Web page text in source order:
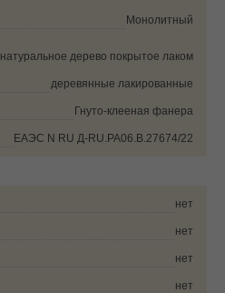
Монолитный
натуральное дерево покрытое лаком
деревянные лакированные
Гнуто-клееная фанера
ЕАЭС N RU Д-RU.РА06.В.27674/22
нет
нет
нет
нет